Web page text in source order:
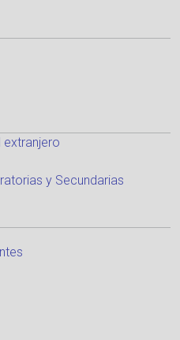
extranjero
y Secundarias